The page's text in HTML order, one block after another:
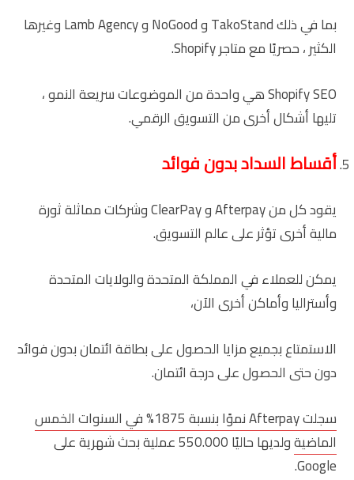
بما في ذلك TakoStand و NoGood و Lamb Agency وغيرها
الكثير ، حصريًا مع متاجر Shopify.
Shopify SEO هي واحدة من الموضوعات سريعة النمو ،
تليها أشكال أخرى من التسويق الرقمي.
أقساط السداد بدون فوائد
يقود كل من Afterpay و ClearPay وشركات مماثلة ثورة
مالية أخرى تؤثر على عالم التسويق.
يمكن للعملاء في المملكة المتحدة والولايات المتحدة
وأستراليا وأماكن أخرى الآن،
الاستمتاع بجميع مزايا الحصول على بطاقة ائتمان بدون فوائد
دون حتى الحصول على درجة ائتمان.
سجلت Afterpay نموًا بنسبة 1875% في السنوات الخمس
الماضية
ولديها حاليًا 550.000 عملية بحث شهرية على
Google.